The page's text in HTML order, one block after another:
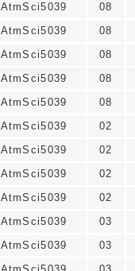
AtmSci5039 08
AtmSci5039 08
AtmSci5039 08
AtmSci5039 08
AtmSci5039 08
AtmSci5039 02
AtmSci5039 02
AtmSci5039 02
AtmSci5039 02
AtmSci5039 03
AtmSci5039 03